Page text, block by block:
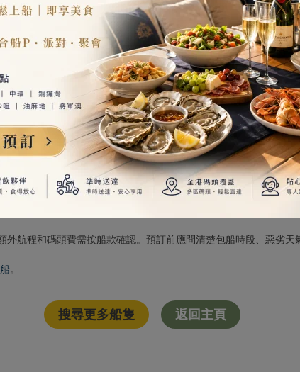
« 1 2 3 4 5 6 7 8 9 10 11 »
再比較室內外空間、冷氣、餐飲和水上活動。朋友船 P、親子
航程和碼頭費需按船款確認。預訂前應問清楚包船時段、惡劣
。
搜尋更多船隻 返回主頁